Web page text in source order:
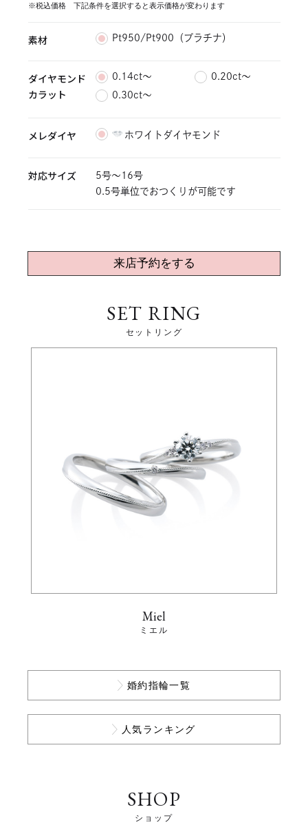
※税込価格 下記条件を選択すると表示価格が変わります
素材 Pt950/Pt900（プラチナ）
ダイヤモンド
カラット
0.14ct〜
0.20ct〜
0.30ct〜
メレダイヤ ホワイトダイヤモンド
対応サイズ
5号～16号
0.5号単位でおつくりが可能です
来店予約をする
SET RING
セットリング
Miel
ミエル
婚約指輪一覧
人気ランキング
SHOP
ショップ